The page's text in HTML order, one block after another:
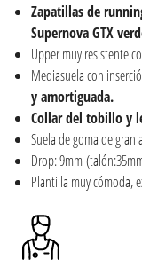
Zapatillas de
Supernova GTX
Upper muy resistente
Mediasuela con
y amortiguada.
Collar del tobillo y
Suela de goma de gran
Drop: 9mm
Plantilla muy cómoda,